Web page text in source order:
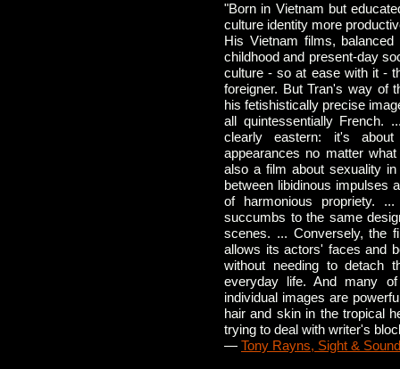
"Born in Vietnam but
culture identity more
His Vietnam films,
childhood and present-day
culture - so at ease with it -
foreigner. But Tran's way of
his fetishistically precise
all quintessentially French.
clearly eastern: it's
appearances no matter
also a film about sexuality
between libidinous impulses
of harmonious propriety.
succumbs to the same
scenes. ... Conversely, the
allows its actors' faces and
without needing to detach
everyday life. And many of
individual images are
hair and skin in the tropical
trying to deal with writer's
— Tony Rayns, Sight &